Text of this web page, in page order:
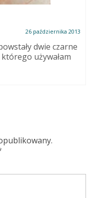
26 października 2013
dwie czarne
używałam